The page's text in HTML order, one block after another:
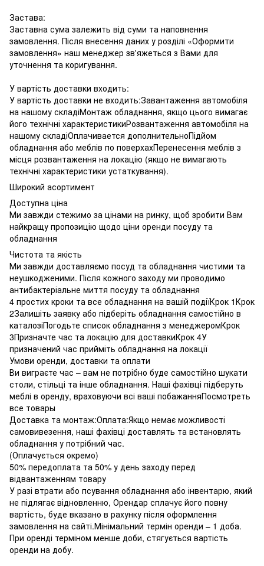
Застава:
Заставна сума залежить від суми та наповнення
замовлення. Після внесення даних у розділі «Оформити
замовлення» наш менеджер зв'яжеться з Вами для
уточнення та коригування.
У вартість доставки входить:
У вартість доставки не входить:Завантаження автомобіля
на нашому складіМонтаж обладнання, якщо цього вимагає
його технічні характеристикиРозвантаження автомобіля на
нашому складіОплачивается дополнительноПідйом
обладнання або меблів по поверхахПеренесення меблів з
місця розвантаження на локацію (якщо не вимагають
технічні характеристики устаткування).
Широкий асортимент
Доступна ціна
Ми завжди стежимо за цінами на ринку, щоб зробити Вам
найкращу пропозицію щодо ціни оренди посуду та
обладнання
Чистота та якість
Ми завжди доставляємо посуд та обладнання чистими та
неушкодженими. Після кожного заходу ми проводимо
антибактеріальне миття посуду та обладнання
4 простих кроки та все обладнання на вашій подіїКрок 1Крок
2Залишіть заявку або підберіть обладнання самостійно в
каталозіПогодьте список обладнання з менеджеромКрок
3Призначте час та локацію для доставкиКрок 4У
призначений час прийміть обладнання на локації
Умови оренди, доставки та оплати
Ви виграєте час – вам не потрібно буде самостійно шукати
столи, стільці та інше обладнання. Наші фахівці підберуть
меблі в оренду, враховуючи всі ваші побажанняПосмотреть
все товары
Доставка та монтаж:Оплата:Якщо немає можливості
самовивезення, наші фахівці доставлять та встановлять
обладнання у потрібний час.
(Оплачується окремо)
50% передоплата та 50% у день заходу перед
відвантаженням товару
У разі втрати або псування обладнання або інвентарю, який
не підлягає відновленню, Орендар сплачує його повну
вартість, буде вказано в рахунку після оформлення
замовлення на сайті.Мінімальний термін оренди – 1 доба.
При оренді терміном менше доби, стягується вартість
оренди на добу.